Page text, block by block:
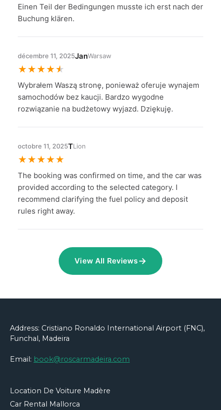
Einen Teil der Bedingungen musste ich erst nach der
Buchung klären.
décembre 11, 2025JanWarsaw
★★★★★
Wybrałem Waszą stronę, ponieważ oferuje wynajem
samochodów bez kaucji. Bardzo wygodne
rozwiązanie na budżetowy wyjazd. Dziękuję.
octobre 11, 2025TLion
★★★★★
The booking was confirmed on time, and the car was
provided according to the selected category. I
recommend clarifying the fuel policy and deposit
rules right away.
View All Reviews→
Address: Cristiano Ronaldo International Airport (FNC),
Funchal, Madeira
Email: book@roscarmadeira.com
Location De Voiture Madère
Car Rental Mallorca